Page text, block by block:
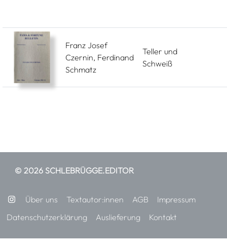
Franz Josef
Czernin, Ferdinand
Schmatz
Teller und
Schweiß
© 2026 SCHLEBRÜGGE.EDITOR
Über uns Textautor:innen AGB
Impressum
Datenschutzerklärung
Auslieferung Kontakt